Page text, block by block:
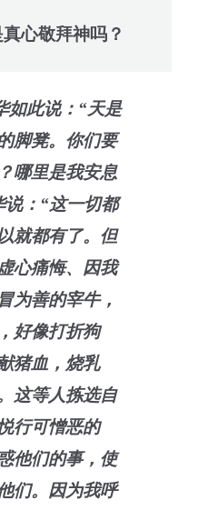
心敬拜神吗？
如此说：“天是
脚凳。你们要
哪里是我安息
说：“这一切都
就都有了。但
心痛悔、因我
为善的宰牛，
好像打折狗
猪血，烧乳
这等人拣选自
行可憎恶的
他们的事，使
们。因为我呼